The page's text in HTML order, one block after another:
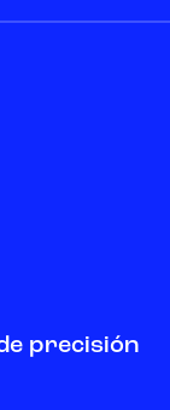
precisión